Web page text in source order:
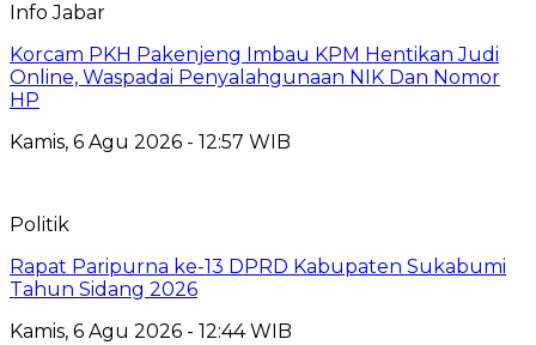
Info Jabar
Korcam PKH Pakenjeng Imbau KPM Hentikan Judi
Online, Waspadai Penyalahgunaan NIK Dan Nomor
HP
Kamis, 6 Agu 2026 - 12:57 WIB
Politik
Rapat Paripurna ke-13 DPRD Kabupaten Sukabumi
Tahun Sidang 2026
Kamis, 6 Agu 2026 - 12:44 WIB